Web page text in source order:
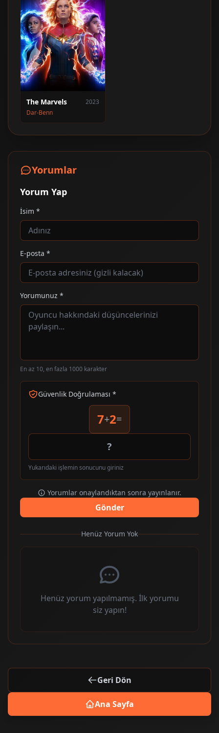
The Marvels
2023
Dar-Benn
Yorumlar
Yorum Yap
İsim *
E-posta *
Yorumunuz *
En az 10, en fazla 1000 karakter
Güvenlik Doğrulaması *
7+2=
Yukarıdaki işlemin sonucunu giriniz
Yorumlar onaylandıktan sonra yayınlanır.
Gönder
Henüz Yorum Yok
Henüz yorum yapılmamış. İlk yorumu
siz yapın!
Geri Dön
Ana Sayfa